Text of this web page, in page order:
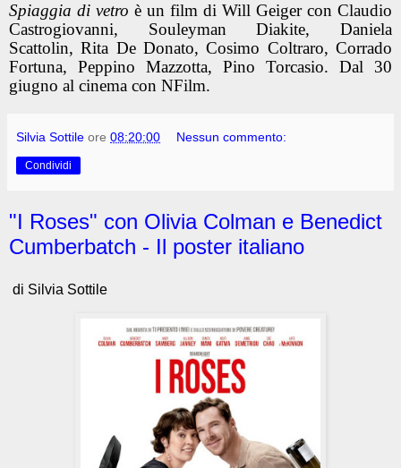
Spiaggia di vetro è un film di Will Geiger con Claudio
Castrogiovanni, Souleyman Diakite, Daniela
Scattolin, Rita De Donato, Cosimo Coltraro, Corrado
Fortuna, Peppino Mazzotta, Pino Torcasio. Dal 30
giugno al cinema con NFilm.
Silvia Sottile ore 08:20:00 Nessun commento:
Condividi
"I Roses" con Olivia Colman e Benedict
Cumberbatch - Il poster italiano
di Silvia Sottile